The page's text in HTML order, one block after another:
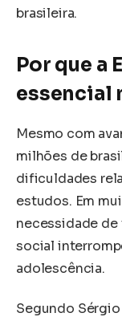
brasileira.
Por que a
essencial
Mesmo com
milhões de
dificuldades
estudos. Em
necessidade
social
adolescência.
Segundo